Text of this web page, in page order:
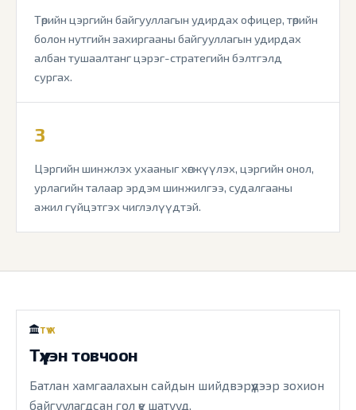
Төрийн цэргийн байгууллагын удирдах офицер, төрийн
болон нутгийн захиргааны байгууллагын удирдах
албан тушаалтанг цэрэг-стратегийн бэлтгэлд
сургах.
3
Цэргийн шинжлэх ухааныг хөгжүүлэх, цэргийн онол,
урлагийн талаар эрдэм шинжилгээ, судалгааны
ажил гүйцэтгэх чиглэлүүдтэй.
ТҮҮХ
Түүхэн товчоон
Батлан хамгаалахын сайдын шийдвэрүүдээр зохион
байгуулагдсан гол үе шатууд.